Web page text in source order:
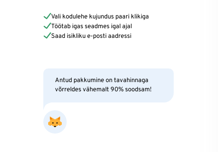
Vali kodulehe kujundus paari klikiga
Töötab igas seadmes igal ajal
Saad isikliku e-posti aadressi
Antud pakkumine on tavahinnaga
võrreldes vähemalt 90% soodsam!